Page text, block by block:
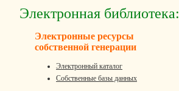
Электронная библиотека:
Электронные ресурсы
собственной генерации
Электронный каталог
Собственные базы данных